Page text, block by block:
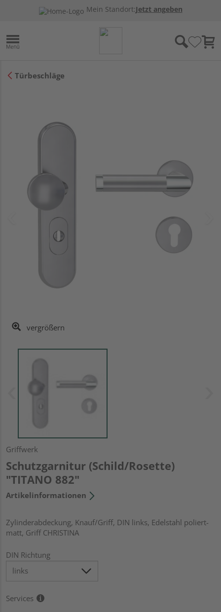
Mein Standort:Jetzt angeben
Türbeschläge
vergrößern
Griffwerk
Schutzgarnitur (Schild/Rosette)
"TITANO 882"
Artikelinformationen
Zylinderabdeckung, Knauf/Griff, DIN links, Edelstahl poliert-
matt, Griff CHRISTINA
DIN Richtung
Services